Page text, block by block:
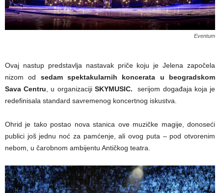
Eventum
Ovaj nastup predstavlja nastavak priče koju je Jelena započela
nizom od sedam spektakularnih koncerata u beogradskom
Sava Centru , u organizaciji SKYMUSIC. serijom događaja koja je
redefinisala standard savremenog koncertnog iskustva.
Ohrid je tako postao nova stanica ove muzičke magije, donoseći
publici još jednu noć za pamćenje, ali ovog puta – pod otvorenim
nebom, u čarobnom ambijentu Antičkog teatra.